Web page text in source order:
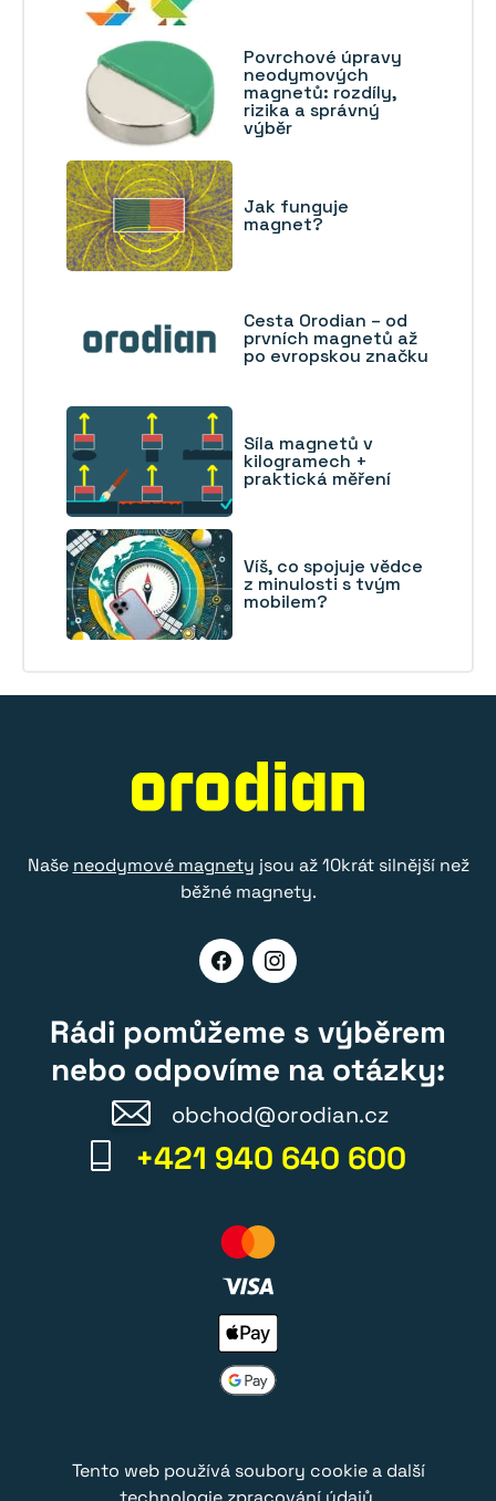
Povrchové úpravy
neodymových
magnetů: rozdíly,
rizika a správný
výběr
Jak funguje
magnet?
Cesta Orodian – od
prvních magnetů až
po evropskou značku
Síla magnetů v
kilogramech +
praktická měření
Víš, co spojuje vědce
z minulosti s tvým
mobilem?
Naše neodymové magnety jsou až 10krát silnější než
běžné magnety.
Rádi pomůžeme s výběrem
nebo odpovíme na otázky:
obchod@orodian.cz
+421 940 640 600
Tento web používá soubory cookie a další